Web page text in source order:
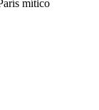
mítico